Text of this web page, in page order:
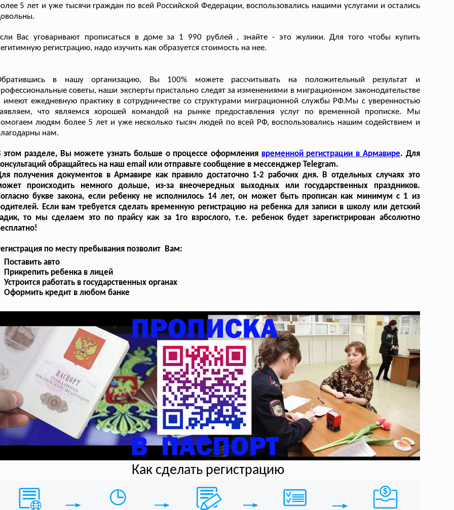
5 лет и уже тысячи граждан по всей Российской Федерации, воспользовались нашими услугами и остались
Вас уговаривают прописаться в доме за 1 990 рублей , знайте - это жулики. Для того чтобы купить
регистрацию, надо изучить как образуется стоимость на нее.
в нашу организацию, Вы 100% можете рассчитывать на положительный результат и
советы, наши эксперты пристально следят за изменениями в миграционном законодательстве
имеют ежедневную практику в сотрудничестве со структурами миграционной службы РФ.Мы с уверенностью
что являемся хорошей командой на рынке предоставления услуг по временной прописке. Мы
людям более 5 лет и уже несколько тысяч людей по всей РФ, воспользовались нашим содействием и
нам.
этом разделе, Вы можете узнать больше о процессе оформления временной регистрации в Армавире. Для
обращайтесь на наш email или отправьте сообщение в мессенджер Telegram.
получения документов в Армавире как правило достаточно 1-2 рабочих дня. В отдельных случаях это
происходить немного дольше, из-за внеочередных выходных или государственных праздников.
букве закона, если ребенку не исполнилось 14 лет, он может быть прописан как минимум с 1 из
Если вам требуется сделать временную регистрацию на ребенка для записи в школу или детский
то мы сделаем это по прайсу как за 1го взрослого, т.е. ребенок будет зарегистрирован абсолютно
по месту пребывания позволит Вам:
Поставить авто
Прикрепить ребенка в лицей
Устроится работать в государственных органах
Оформить кредит в любом банке
Как сделать регистрацию